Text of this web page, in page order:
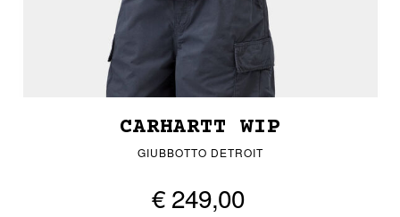
CARHARTT WIP
GIUBBOTTO DETROIT
€ 249,00